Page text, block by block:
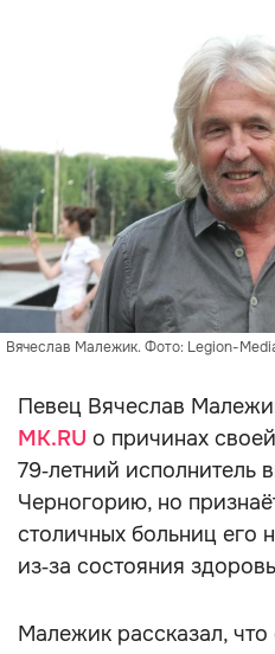
Вячеслав Малежик. Фото: Legion-
Певец Вячеслав
MK.RU о причинах
79‑летний исполнитель
Черногорию, но
столичных больниц его
из‑за состояния
Малежик рассказал, что